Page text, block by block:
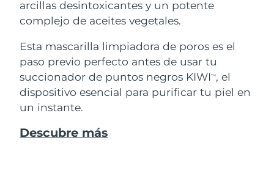
arcillas desintoxicantes y un potente
complejo de aceites vegetales.
Esta mascarilla limpiadora de poros es el
paso previo perfecto antes de usar tu
succionador de puntos negros KIWITM, el
dispositivo esencial para purificar tu piel en
un instante.
Descubre más